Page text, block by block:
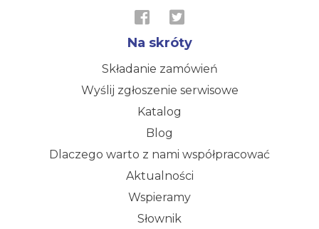
Na skróty
Składanie zamówień
Wyślij zgłoszenie serwisowe
Katalog
Blog
Dlaczego warto z nami współpracować
Aktualności
Wspieramy
Słownik